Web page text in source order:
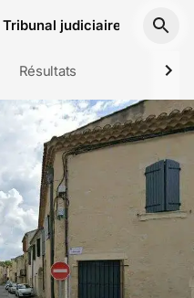
judiciaire de Nîmes
Résultats